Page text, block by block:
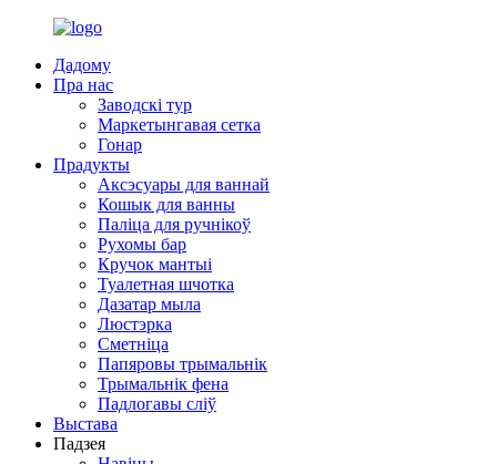
Дадому
Пра нас
Заводскі тур
Маркетынгавая сетка
Гонар
Прадукты
Аксэсуары для ваннай
Кошык для ванны
Паліца для ручнікоў
Рухомы бар
Кручок мантыі
Туалетная шчотка
Дазатар мыла
Люстэрка
Сметніца
Папяровы трымальнік
Трымальнік фена
Падлогавы сліў
Выстава
Падзея